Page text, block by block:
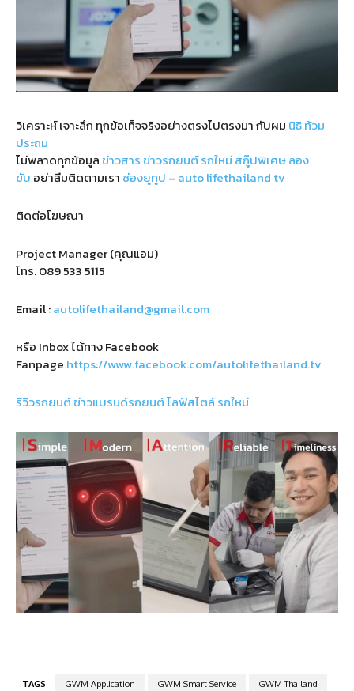
วิเคราะห์ เจาะลึก ทุกข้อเท็จจริงอย่างตรงไปตรงมา กับผม นิธิ ท้วม
ประถม
ไม่พลาดทุกข้อมูล ข่าวสาร ข่าวรถยนต์รถใหม่สกู๊ปพิเศษลอง
ขับ อย่าลืมติดตามเรา ช่องยูทูป – auto lifethailand tv
ติดต่อโฆษณา
Project Manager (คุณแอม)
โทร.089 533 5115
Email :autolifethailand@gmail.com
หรือ Inbox ได้ทาง Facebook
Fanpage https://www.facebook.com/autolifethailand.tv
รีวิวรถยนต์ข่าวแบรนด์รถยนต์ไลฟ์สไตล์รถใหม่
TAGS GWM Application GWM Smart Service GWM Thailand